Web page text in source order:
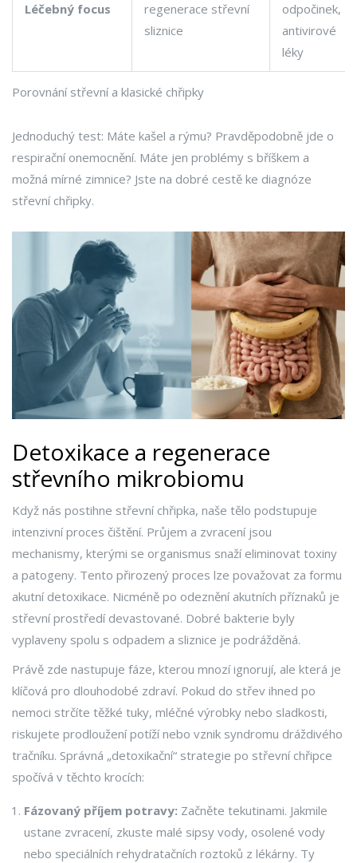
Porovnání střevní a klasické chřipky
Léčebný focus
regenerace střevní
sliznice
odpočinek,
antivirové
léky
Jednoduchý test: Máte kašel a rýmu? Pravděpodobně jde o
respirační onemocnění. Máte jen problémy s bříškem a
možná mírné zimnice? Jste na dobré cestě ke diagnóze
střevní chřipky.
Detoxikace a regenerace
střevního mikrobiomu
Když nás postihne střevní chřipka, naše tělo podstupuje
intenzivní proces čištění. Průjem a zvracení jsou
mechanismy, kterými se organismus snaží eliminovat toxiny
a patogeny. Tento přirozený proces lze považovat za formu
akutní detoxikace. Nicméně po odeznění akutních příznaků je
střevní prostředí devastované. Dobré bakterie byly
vyplaveny spolu s odpadem a sliznice je podrážděná.
Právě zde nastupuje fáze, kterou mnozí ignorují, ale která je
klíčová pro dlouhodobé zdraví. Pokud do střev ihned po
nemoci strčíte těžké tuky, mléčné výrobky nebo sladkosti,
riskujete prodloužení potíží nebo vznik syndromu dráždivého
tračníku. Správná „detoxikační“ strategie po střevní chřipce
spočívá v těchto krocích:
Fázovaný příjem potravy: Začněte tekutinami. Jakmile
ustane zvracení, zkuste malé sipsy vody, osolené vody
nebo speciálních rehydratačních roztoků z lékárny. Ty